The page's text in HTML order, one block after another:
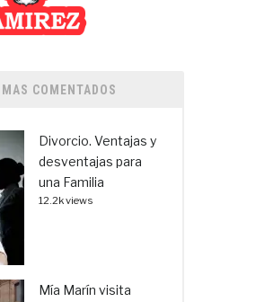
MAS COMENTADOS
Divorcio. Ventajas y
desventajas para
una Familia
12.2k views
Mía Marín visita